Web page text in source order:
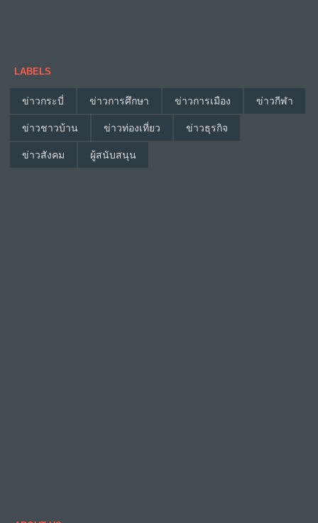
LABELS
ข่าวกระบี่ ข่าวการศึกษา ข่าวการเมือง ข่าวกีฬา
ข่าวชาวบ้าน ข่าวท่องเที่ยว ข่าวธุรกิจ
ข่าวสังคม ผู้สนับสนุน